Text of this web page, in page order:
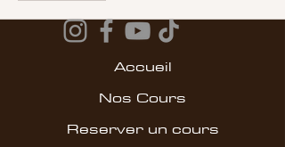
Accueil
Nos Cours
Reserver un cours